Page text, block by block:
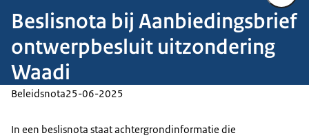
Beslisnota bij Aanbiedingsbrief
ontwerpbesluit uitzondering
Waadi
Beleidsnota25-06-2025
In een beslisnota staat achtergrondinformatie die